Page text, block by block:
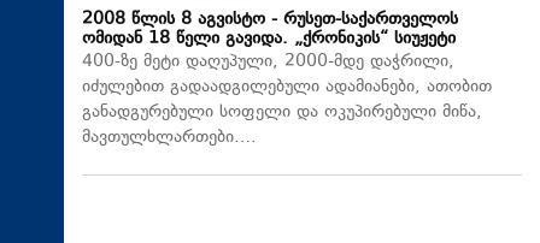
2008 წლის 8 აგვისტო - რუსეთ-საქართველოს
ომიდან 18 წელი გავიდა. „ქრონიკის“ სიუჟეტი
400-ზე მეტი დაღუპული, 2000-მდე დაჭრილი,
იძულებით გადაადგილებული ადამიანები, ათობით
განადგურებული სოფელი და ოკუპირებული მიწა,
მავთულხლართები….